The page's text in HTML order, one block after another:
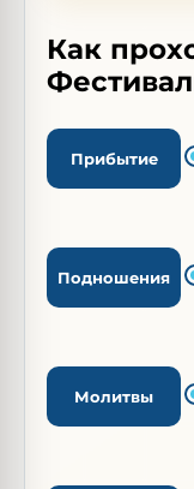
Как
Прибытие
Подношения
Молитвы